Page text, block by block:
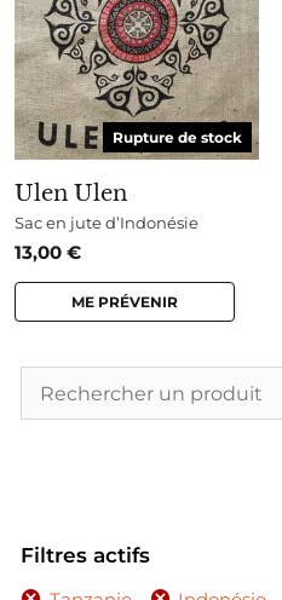
Rupture de stock
Ulen Ulen
Sac en jute d’Indonésie
13,00 €
ME PRÉVENIR
Filtres actifs